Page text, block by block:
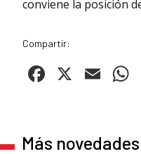
conviene la posición
Compartir:
X
Más novedades